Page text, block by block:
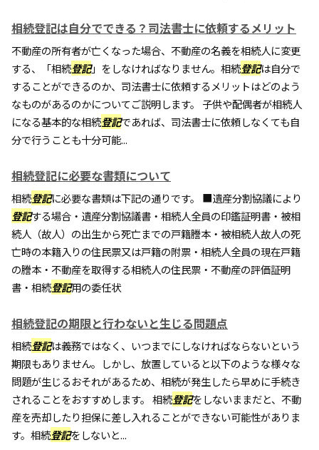
相続登記は自分でできる？司法書士に依頼するメリット
不動産の所有者が亡くなった場合、不動産の名義を相続人に変更
する、「相続登記」をしなければなりません。相続登記は自分で
することができるのか、司法書士に依頼するメリットはどのよう
なものがあるのかについてご説明します。 子供や配偶者が相続人
になる基本的な相続登記であれば、司法書士に依頼しなくても自
分で行うことも十分可能...
相続登記に必要な書類について
相続登記に必要な書類は下記の通りです。 ■遺産分割協議により
登記する場合・遺産分割協議書・相続人全員の印鑑証明書・被相
続人（故人）の出生から死亡までの戸籍謄本・被相続人故人の死
亡時の本籍入りの住民票又は戸籍の附票・相続人全員の現在戸籍
の謄本・不動産を取得する相続人の住民票・不動産の評価証明
書・相続登記用の委任状
相続登記の期限と行わないと生じる問題点
相続登記は義務ではなく、いつまでにしなければならないという
期限もありません。しかし、放置していると以下のような様々な
問題が生じるおそれがあるため、相続が発生したら早めに手続き
されることをおすすめします。 相続登記をしないままだと、不動
産を売却したり担保に差し入れることができない可能性がありま
す。相続登記をしないと...